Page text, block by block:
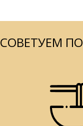
СОВЕТУЕМ